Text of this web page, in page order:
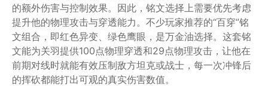
的额外伤害与控制效果。因此，铭文选择上需要优先考虑
提升他的物理攻击与穿透能力。不少玩家推荐的“百穿”铭
文组合，即红色异变、绿色鹰眼，是万金油选择。这套铭
文能为关羽提供100点物理穿透和29点物理攻击，让他在
前期对线时就能有效压制敌方坦克或战士，每一次冲锋后
的挥砍都能打出可观的真实伤害数值。